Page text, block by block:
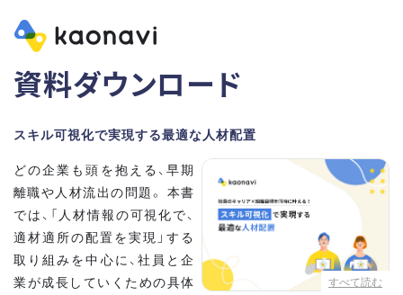
資料ダウンロード
スキル可視化で実現する最適な人材配置
すべて読む
どの企業も頭を抱える、早期
離職や人材流出の問題。 本書
では、「人材情報の可視化で、
適材適所の配置を実現」する
取り組みを中心に、社員と企
業が成長していくための具体